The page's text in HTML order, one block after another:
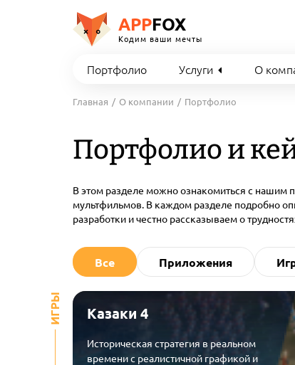
APPFOX
Кодим ваши мечты
Портфолио Услуги О
Главная О компании Портфолио
Портфолио и
В этом разделе можно ознакомиться с нашим
мультфильмов. В каждом разделе подробно
разработки и честно рассказываем о
Все Приложения
Казаки 4
Историческая стратегия в реальном
времени с реалистичной графикой и